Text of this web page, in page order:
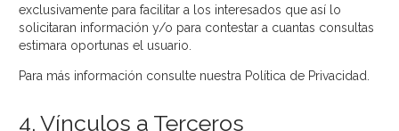
exclusivamente para facilitar a los interesados que así lo
solicitaran información y/o para contestar a cuantas consultas
estimara oportunas el usuario.
Para más información consulte nuestra Política de Privacidad.
4. Vínculos a Terceros